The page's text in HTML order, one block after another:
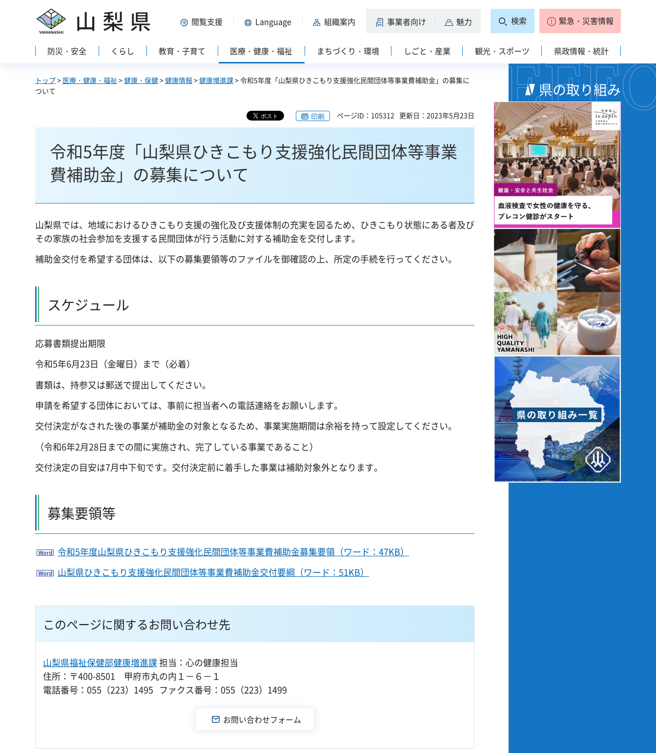
山梨県 閲覧支援 Language 組織案内 事業者向け 魅力 検索 緊急・災害情報
防災・安全 くらし 教育・子育て 医療・健康・福祉 まちづくり・環境 しごと・産業 観光・スポーツ 県政情報・統計
トップ> 医療・健康・福祉 >健康・保健>健康情報 >健康増進課> 令和5年度「山梨県ひきこもり支援強化民間団体等事業費補助金」の募集に
ついて
印刷 ページID：105312 更新日：2023年5月23日
令和5年度「山梨県ひきこもり支援強化民間団体等事業
費補助金」の募集について
山梨県では、地域におけるひきこもり支援の強化及び支援体制の充実を図るため、ひきこもり状態にある者及び
その家族の社会参加を支援する民間団体が行う活動に対する補助金を交付します。
補助金交付を希望する団体は、以下の募集要領等のファイルを御確認の上、所定の手続を行ってください。
スケジュール
応募書類提出期限
令和5年6月23日（金曜日）まで（必着）
書類は、持参又は郵送で提出してください。
申請を希望する団体においては、事前に担当者への電話連絡をお願いします。
交付決定がなされた後の事業が補助金の対象となるため、事業実施期間は余裕を持って設定してください。
（令和6年2月28日までの間に実施され、完了している事業であること）
交付決定の目安は7月中下旬です。交付決定前に着手した事業は補助対象外となります。
募集要領等
令和5年度山梨県ひきこもり支援強化民間団体等事業費補助金募集要領（ワード：47KB）
山梨県ひきこもり支援強化民間団体等事業費補助金交付要綱（ワード：51KB）
このページに関するお問い合わせ先
山梨県福祉保健部健康増進課担当：心の健康担当
住所：〒400-8501 甲府市丸の内１－６－１
電話番号：055（223）1495 ファクス番号：055（223）1499
県の取り組み